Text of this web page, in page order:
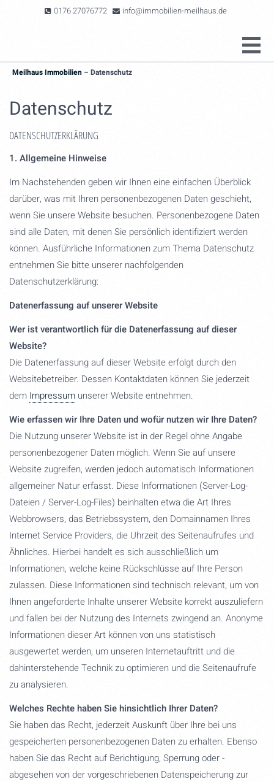
0176 27076772 info@immobilien-meilhaus.de
Meilhaus Immobilien – Datenschutz
Datenschutz
DATENSCHUTZERKLÄRUNG
1. Allgemeine Hinweise
Im Nachstehenden geben wir Ihnen eine einfachen Überblick
darüber, was mit Ihren personenbezogenen Daten geschieht,
wenn Sie unsere Website besuchen. Personenbezogene Daten
sind alle Daten, mit denen Sie persönlich identifiziert werden
können. Ausführliche Informationen zum Thema Datenschutz
entnehmen Sie bitte unserer nachfolgenden
Datenschutzerklärung:
Datenerfassung auf unserer Website
Wer ist verantwortlich für die Datenerfassung auf dieser
Website?
Die Datenerfassung auf dieser Website erfolgt durch den
Websitebetreiber. Dessen Kontaktdaten können Sie jederzeit
dem Impressum unserer Website entnehmen.
Wie erfassen wir Ihre Daten und wofür nutzen wir Ihre Daten?
Die Nutzung unserer Website ist in der Regel ohne Angabe
personenbezogener Daten möglich. Wenn Sie auf unsere
Website zugreifen, werden jedoch automatisch Informationen
allgemeiner Natur erfasst. Diese Informationen (Server-Log-
Dateien / Server-Log-Files) beinhalten etwa die Art Ihres
Webbrowsers, das Betriebssystem, den Domainnamen Ihres
Internet Service Providers, die Uhrzeit des Seitenaufrufes und
Ähnliches. Hierbei handelt es sich ausschließlich um
Informationen, welche keine Rückschlüsse auf Ihre Person
zulassen. Diese Informationen sind technisch relevant, um von
Ihnen angeforderte Inhalte unserer Website korrekt auszuliefern
und fallen bei der Nutzung des Internets zwingend an. Anonyme
Informationen dieser Art können von uns statistisch
ausgewertet werden, um unseren Internetauftritt und die
dahinterstehende Technik zu optimieren und die Seitenaufrufe
zu analysieren.
Welches Rechte haben Sie hinsichtlich Ihrer Daten?
Sie haben das Recht, jederzeit Auskunft über Ihre bei uns
gespeicherten personenbezogenen Daten zu erhalten. Ebenso
haben Sie das Recht auf Berichtigung, Sperrung oder -
abgesehen von der vorgeschriebenen Datenspeicherung zur